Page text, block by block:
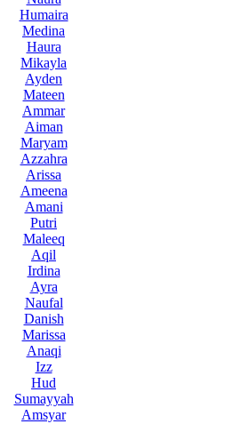
Humaira
Medina
Haura
Mikayla
Ayden
Mateen
Ammar
Aiman
Maryam
Azzahra
Arissa
Ameena
Amani
Putri
Maleeq
Aqil
Irdina
Ayra
Naufal
Danish
Marissa
Anaqi
Izz
Hud
Sumayyah
Amsyar